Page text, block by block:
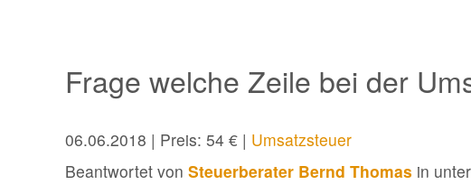
Frage welche Zeile bei der
06.06.2018 | Preis: 54 € | Umsatzsteuer
Beantwortet von Steuerberater Bernd Thomas in